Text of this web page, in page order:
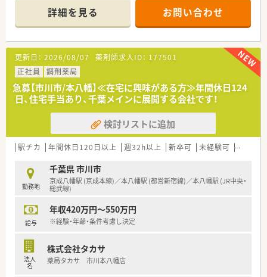
■eラーニングによる認定薬剤師取得支援や、グループ合同の勉
強会など、教育制度が充実しており継続的な成長が可能です。
■異動範囲を自宅から1時間圏内に限定しているため、複数の店
ます。
から介護までのワンストップサービス」を目指しています。
■ライフスタイルに合った働き方ができるように、短時間勤務・
復帰時の働き方を選択できます。
雇用形態を正社員からパートへ変更したり、生活圏に合った店舗
に勤務が可能です。
■研修は月1回本社で社員セミナーがあり、各店舗内でも定期的
に勉強会を開催しています。不定期にブロック毎の勉強会もあ
ります。
※現在はコロナウイルスの影響でZOOMで開催中
■年1回、薬局を開放して「こどもおくすり体験教室」を実施して
います。
地域の方たちに薬剤師を身近な存在に感じてもらうことに取り
組んでいます。 ※2021年はコロナウイルスで中止
詳細を見る お問い合わせ
更新日： 2026/08/07 薬剤師求人ID： 177501
正社員
調剤薬局
急募【市川市/本八幡】≪在宅に興味がある方≫年間休日124
日、住宅手当あり、千葉メインに展開する会社です！
検討リストに追加
駅チカ 年間休日120日以上 週32h以上 新卒可 未経験可 ブラン
勤務地
千葉県 市川市
京成八幡駅 (京成本線)／本八幡駅 (都営新宿線)／本八幡駅 (JR中央・
総武線)
給与
年収420万円～550万円
※経験・年齢・条件考慮し決定
法人
名
株式会社タカサ
薬局タカサ 市川本八幡店